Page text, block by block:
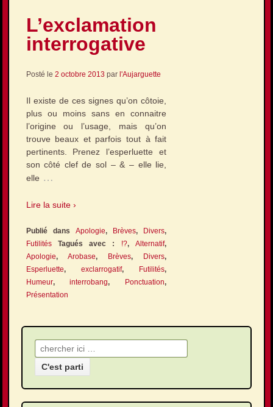
L’exclamation
interrogative
Posté le 2 octobre 2013 par l'Aujarguette
Il existe de ces signes qu’on côtoie,
plus ou moins sans en connaitre
l’origine ou l’usage, mais qu’on
trouve beaux et parfois tout à fait
pertinents. Prenez l’esperluette et
son côté clef de sol – & – elle lie,
elle …
Lire la suite ›
Publié dans Apologie, Brèves, Divers,
FutilitésTagués avec : !?,Alternatif,
Apologie,Arobase, Brèves, Divers,
Esperluette, exclarrogatif, Futilités,
Humeur,interrobang, Ponctuation,
Présentation
Recherche pour: